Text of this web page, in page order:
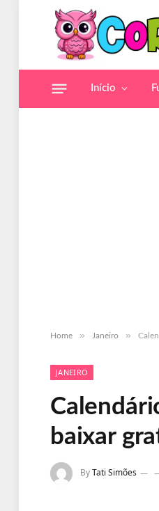
Início
Home » Janeiro »
JANEIRO
baixar
ByTati Simões